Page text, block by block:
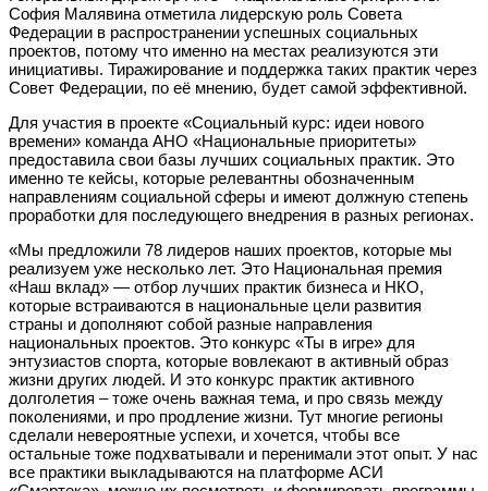
София Малявина отметила лидерскую роль Совета
Федерации в распространении успешных социальных
проектов, потому что именно на местах реализуются эти
инициативы. Тиражирование и поддержка таких практик через
Совет Федерации, по её мнению, будет самой эффективной.
Для участия в проекте «Социальный курс: идеи нового
времени» команда АНО «Национальные приоритеты»
предоставила свои базы лучших социальных практик. Это
именно те кейсы, которые релевантны обозначенным
направлениям социальной сферы и имеют должную степень
проработки для последующего внедрения в разных регионах.
«Мы предложили 78 лидеров наших проектов, которые мы
реализуем уже несколько лет. Это Национальная премия
«Наш вклад» — отбор лучших практик бизнеса и НКО,
которые встраиваются в национальные цели развития
страны и дополняют собой разные направления
национальных проектов. Это конкурс «Ты в игре» для
энтузиастов спорта, которые вовлекают в активный образ
жизни других людей. И это конкурс практик активного
долголетия – тоже очень важная тема, и про связь между
поколениями, и про продление жизни. Тут многие регионы
сделали невероятные успехи, и хочется, чтобы все
остальные тоже подхватывали и перенимали этот опыт. У нас
все практики выкладываются на платформе АСИ